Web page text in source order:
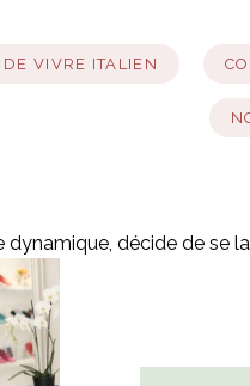
DE VIVRE ITALIEN
dynamique, décide de se